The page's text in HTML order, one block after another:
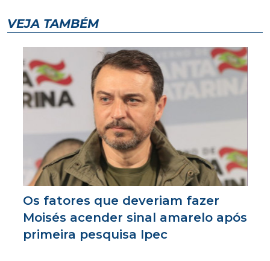
VEJA TAMBÉM
Os fatores que deveriam fazer
Moisés acender sinal amarelo após
primeira pesquisa Ipec